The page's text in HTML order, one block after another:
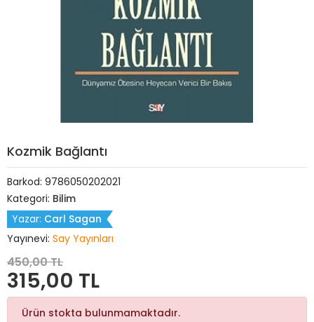
Kozmik Bağlantı
Barkod: 9786050202021
Kategori: Bilim
Yazar: Carl Sagan
Yayınevi: Say Yayınları
450,00 TL
315,00 TL
Ürün stokta bulunmamaktadır.